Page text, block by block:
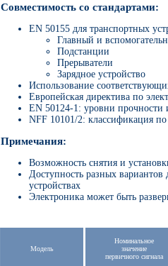
Совместимость со стандартами:
EN 50155 для транспортных
Главный и
Подстанции
Прерыватели
Зарядное устройство
Использование
Европейская директива по
EN 50124-1: уровни прочности
NFF 10101/2: классификация
Примечания:
Возможность снятия и
Доступность разных
устройствах
Электроника может быть
Модель
Номинальное
значение
первичного сигнала